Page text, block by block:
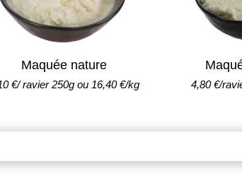
Maquée nature
€/ ravier 250g ou 16,40 €/kg 4,80 €/